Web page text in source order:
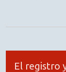
El registro